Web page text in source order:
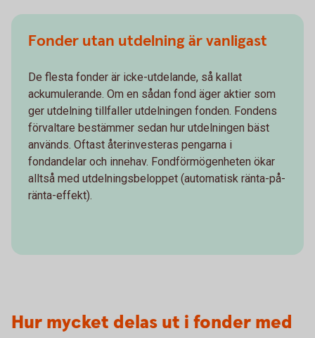
Fonder utan utdelning är vanligast
De flesta fonder är icke-utdelande, så kallat
ackumulerande. Om en sådan fond äger aktier som
ger utdelning tillfaller utdelningen fonden. Fondens
förvaltare bestämmer sedan hur utdelningen bäst
används. Oftast återinvesteras pengarna i
fondandelar och innehav. Fondförmögenheten ökar
alltså med utdelningsbeloppet (automatisk ränta-på-
ränta-effekt).
Hur mycket delas ut i fonder med